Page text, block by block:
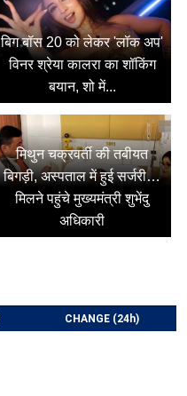
बिग बॉस 20 को लेकर 'लॉक अप'
विनर श्रेया कालरा का शॉकिंग
बयान, शो में...
मिथुन चक्रवर्ती की तबीयत
बिगड़ी, अस्पताल में हुई सर्जरी…
मिलने पहुंचे मुख्यमंत्री शुभेंदु
अधिकारी